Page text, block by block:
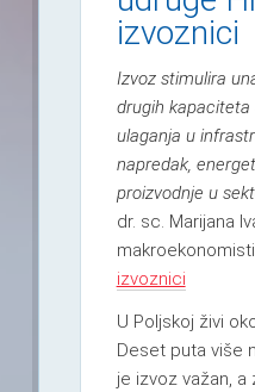
izvoznici
Izvoz stimulira
drugih kapaciteta
ulaganja u
napredak,
proizvodnje u
dr. sc. Marijana
izvoznici
U Poljskoj živi
Deset puta više
je izvoz važan, a